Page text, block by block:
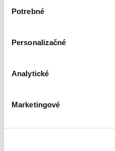
súhlasu
Potrebné
Personalizačné
Analytické
Marketingové